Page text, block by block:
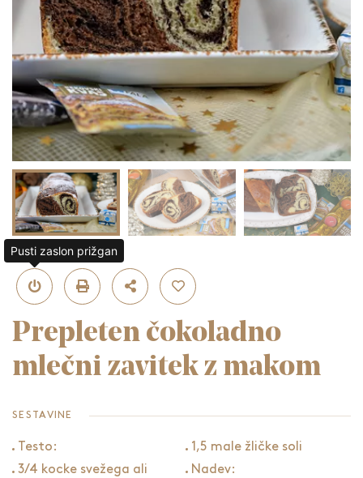
Prepleten čokoladno
mlečni zavitek z makom
SESTAVINE
Testo:
3/4 kocke svežega ali
1,5 male žličke soli
Nadev:
Pusti zaslon prižgan